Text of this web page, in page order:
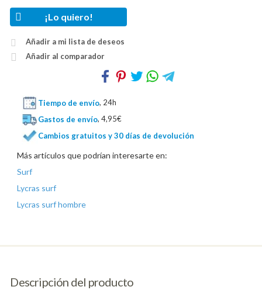
¡Lo quiero!
Añadir a mi lista de deseos
Añadir al comparador
Tiempo de envío, 24h
Gastos de envío, 4,95€
Cambios gratuitos y 30 días de devolución
Más artículos que podrían interesarte en:
Surf
Lycras surf
Lycras surf hombre
Descripción del producto